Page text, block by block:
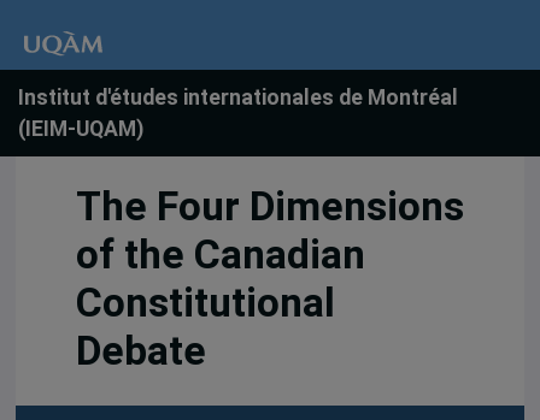
Institut d'études internationales de Montréal
(IEIM-UQAM)
The Four Dimensions
of the Canadian
Constitutional
Debate